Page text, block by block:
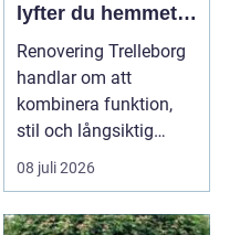
lyfter du hemmet
på ett smart sätt
Renovering Trelleborg
handlar om att
kombinera funktion,
stil och långsiktig
ekonomi i samma p...
08 juli 2026